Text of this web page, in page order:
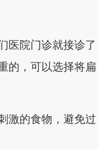
医院门诊就接诊了
的，可以选择将扁
激的食物，避免过